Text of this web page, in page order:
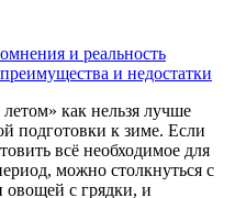
и реальность
и недостатки
как нельзя лучше
подготовки к зиме. Если
всё необходимое для
можно столкнуться с
овощей с грядки, и